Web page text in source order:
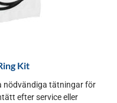
Kit
nödvändiga tätningar för
efter service eller